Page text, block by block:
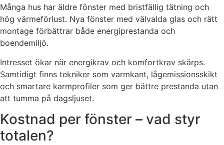
Många hus har äldre fönster med bristfällig tätning och
hög värmeförlust. Nya fönster med välvalda glas och rätt
montage förbättrar både energiprestanda och
boendemiljö.
Intresset ökar när energikrav och komfortkrav skärps.
Samtidigt finns tekniker som varmkant, lågemissionsskikt
och smartare karmprofiler som ger bättre prestanda utan
att tumma på dagsljuset.
Kostnad per fönster – vad styr
totalen?